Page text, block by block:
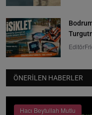
Editör
ÖNERILEN HABERLER
Hacı Beytullah Mutlu